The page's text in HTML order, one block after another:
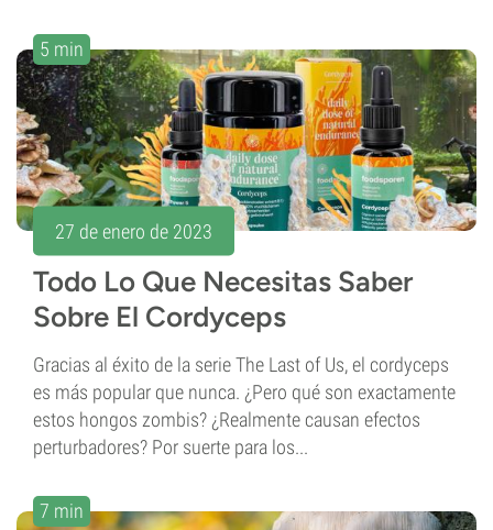
5 min
27 de enero de 2023
Todo Lo Que Necesitas Saber
Sobre El Cordyceps
Gracias al éxito de la serie The Last of Us, el cordyceps
es más popular que nunca. ¿Pero qué son exactamente
estos hongos zombis? ¿Realmente causan efectos
perturbadores? Por suerte para los...
7 min